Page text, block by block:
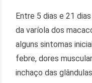
Entre 5 dias e 21
da varíola dos
alguns sintomas
febre, dores
inchaço das